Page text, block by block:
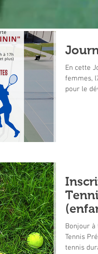
En cette
femmes,
pour le
Bonjour à
Tennis
tennis